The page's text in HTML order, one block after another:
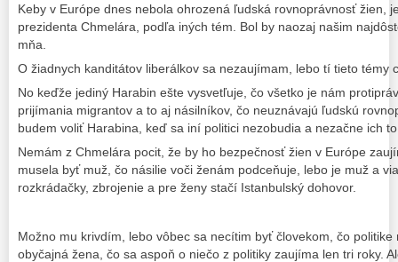
Keby v Európe dnes nebola ohrozená ľudská rovnoprávnosť žien,
prezidenta Chmelára, podľa iných tém. Bol by naozaj našim
mňa.
O žiadnych kanditátov liberálkov sa nezaujímam, lebo tí tieto témy
No keďže jediný Harabin ešte vysvetľuje, čo všetko je nám
prijímania migrantov a to aj násilníkov, čo neuznávajú ľudskú
budem voliť Harabina, keď sa iní politici nezobudia a nezačne ich
Nemám z Chmelára pocit, že by ho bezpečnosť žien v Európe
musela byť muž, čo násilie voči ženám podceňuje, lebo je muž a
rozkrádačky, zbrojenie a pre ženy stačí Istanbulský dohovor.
Možno mu krivdím, lebo vôbec sa necítim byť človekom, čo
obyčajná žena, čo sa aspoň o niečo z politiky zaujíma len tri roky.